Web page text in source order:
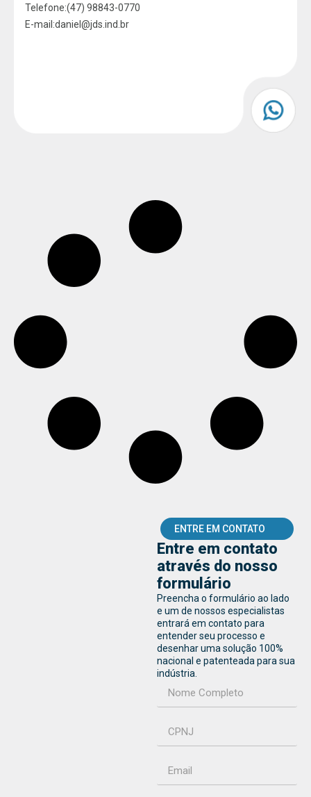
Telefone:(47) 98843-0770
E-mail:daniel@jds.ind.br
ENTRE EM CONTATO
Entre em contato
através do nosso
formulário
Preencha o formulário ao lado
e um de nossos especialistas
entrará em contato para
entender seu processo e
desenhar uma solução 100%
nacional e patenteada para sua
indústria.